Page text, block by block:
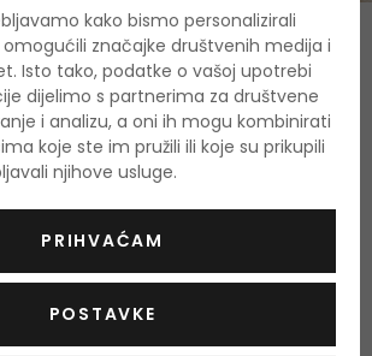
recenzija za ovaj proizvod.
kako bismo personalizirali
omogućili značajke društvenih medija i
Isto tako, podatke o vašoj upotrebi
dijelimo s partnerima za društvene
i analizu, a oni ih mogu kombinirati
koje ste im pružili ili koje su prikupili
njihove usluge.
PRIHVAĆAM
POSTAVKE